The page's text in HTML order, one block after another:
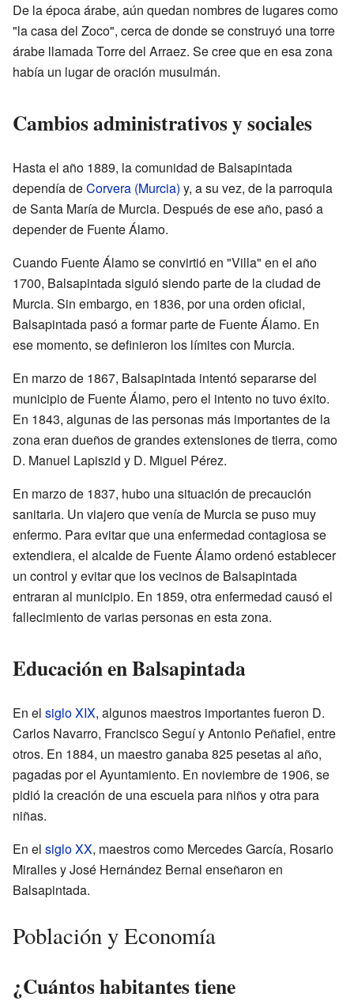
De la época árabe, aún quedan nombres de lugares como
"la casa del Zoco", cerca de donde se construyó una torre
árabe llamada Torre del Arraez. Se cree que en esa zona
había un lugar de oración musulmán.
Cambios administrativos y sociales
Hasta el año 1889, la comunidad de Balsapintada
dependía deCorvera (Murcia) y, a su vez, de la parroquia
de Santa María de Murcia. Después de ese año, pasó a
depender de Fuente Álamo.
Cuando Fuente Álamo se convirtió en "Villa" en el año
1700, Balsapintada siguió siendo parte de la ciudad de
Murcia. Sin embargo, en 1836, por una orden oficial,
Balsapintada pasó a formar parte de Fuente Álamo. En
ese momento, se definieron los límites con Murcia.
En marzo de 1867, Balsapintada intentó separarse del
municipio de Fuente Álamo, pero el intento no tuvo éxito.
En 1843, algunas de las personas más importantes de la
zona eran dueños de grandes extensiones de tierra, como
D. Manuel Lapiszid y D. Miguel Pérez.
En marzo de 1837, hubo una situación de precaución
sanitaria. Un viajero que venía de Murcia se puso muy
enfermo. Para evitar que una enfermedad contagiosa se
extendiera, el alcalde de Fuente Álamo ordenó establecer
un control y evitar que los vecinos de Balsapintada
entraran al municipio. En 1859, otra enfermedad causó el
fallecimiento de varias personas en esta zona.
Educación en Balsapintada
En el siglo XIX, algunos maestros importantes fueron D.
Carlos Navarro, Francisco Seguí y Antonio Peñafiel, entre
otros. En 1884, un maestro ganaba 825 pesetas al año,
pagadas por el Ayuntamiento. En noviembre de 1906, se
pidió la creación de una escuela para niños y otra para
niñas.
En el siglo XX, maestros como Mercedes García, Rosario
Miralles y José Hernández Bernal enseñaron en
Balsapintada.
Población y Economía
¿Cuántos habitantes tiene